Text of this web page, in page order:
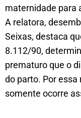
maternidade para
A relatora,
Seixas, destaca
8.112/90,
prematuro que o
do parto. Por
somente ocorre